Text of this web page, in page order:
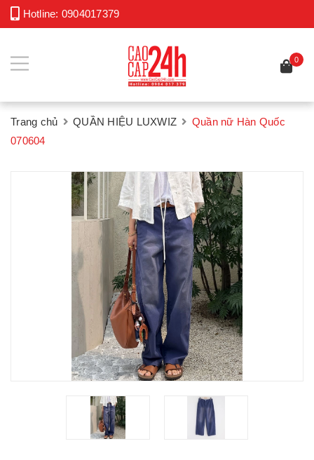
Hotline: 0904017379
0
Trang chủ QUẦN HIỆU LUXWIZ
Quần nữ Hàn Quốc
070604